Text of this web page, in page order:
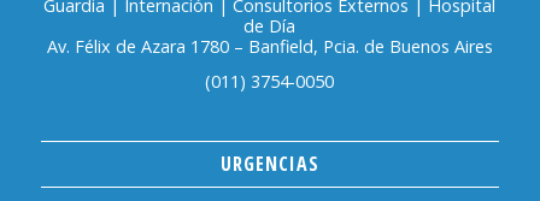
Guardia | Internación | Consultorios Externos | Hospital
de Día
Av. Félix de Azara 1780 – Banfield, Pcia. de Buenos Aires
(011) 3754-0050
URGENCIAS